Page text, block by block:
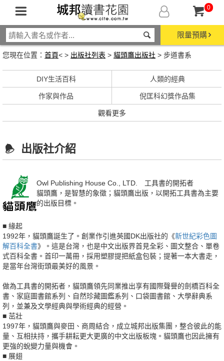
0
限量預購
您現在位置： 首頁< > 出版社列表 > 貓頭鷹出版社 > 步道書系
DIY生活百科 人類的經典
作家與作品 倪匡科幻獎作品集
觀看更多
出版社介紹
Owl Publishing House Co., LTD. 工具書的開拓者
貓頭鷹，是智慧的象徵；貓頭鷹出版，以開拓工具書為主要
的出版目標。
■ 緣起
1992年，貓頭鷹誕生了。創業作引進英國DK出版社的《新世紀彩色圖
解百科全書》。這是台灣，也是中文出版界首見全彩、圖文整合、單卷
式百科全書。首印一萬冊，採用塑膠提把紙盒包裝；提著一本大書走，
是當年台灣街頭最美好的風景。
做為工具書的開拓者，貓頭鷹領先同業推出享有國際聲譽的劍橋百科全
書、家庭圖書館系列、自然珍藏圖鑑系列、口袋圖書館、大學辭典系
列，並兼及文學經典與學術經典的經營。
■ 茁壯
1997年，貓頭鷹與麥田、商周結合，成立城邦出版集團，整合彼此的能
量、互相扶持，攜手耕耘更大更廣的中文出版板塊。貓頭鷹也因此擁有
更強的蛻變力量與機會。
■ 展翅